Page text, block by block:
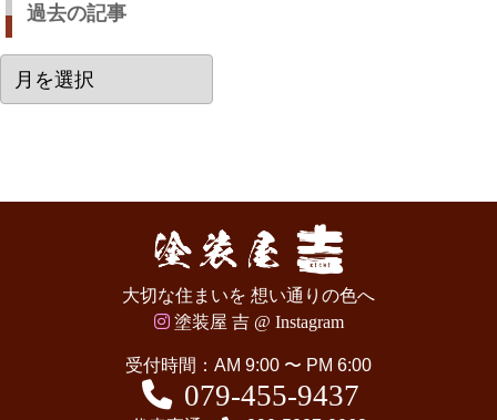
過去の記事
去
大切な住まいを 想い通りの色へ
塗装屋 吉 @ Instagram
受付時間：AM 9:00 〜 PM 6:00
079-455-9437